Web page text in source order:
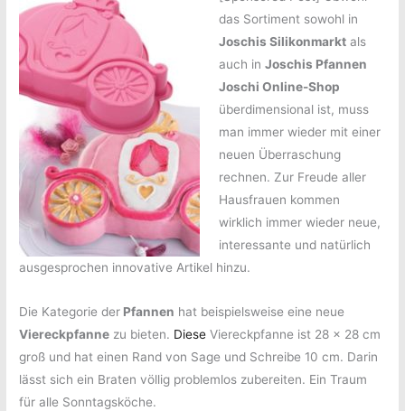
das Sortiment sowohl in
Joschis Silikonmarktals
auch in Joschis Pfannen
Joschi Online-Shop
überdimensional ist, muss
man immer wieder mit einer
neuen Überraschung
rechnen. Zur Freude aller
Hausfrauen kommen
wirklich immer wieder neue,
interessante und natürlich
ausgesprochen innovative Artikel hinzu.
Die Kategorie der Pfannen hat beispielsweise eine neue
Viereckpfanne zu bieten. Diese Viereckpfanne ist 28 x 28 cm
groß und hat einen Rand von Sage und Schreibe 10 cm. Darin
lässt sich ein Braten völlig problemlos zubereiten. Ein Traum
für alle Sonntagsköche.